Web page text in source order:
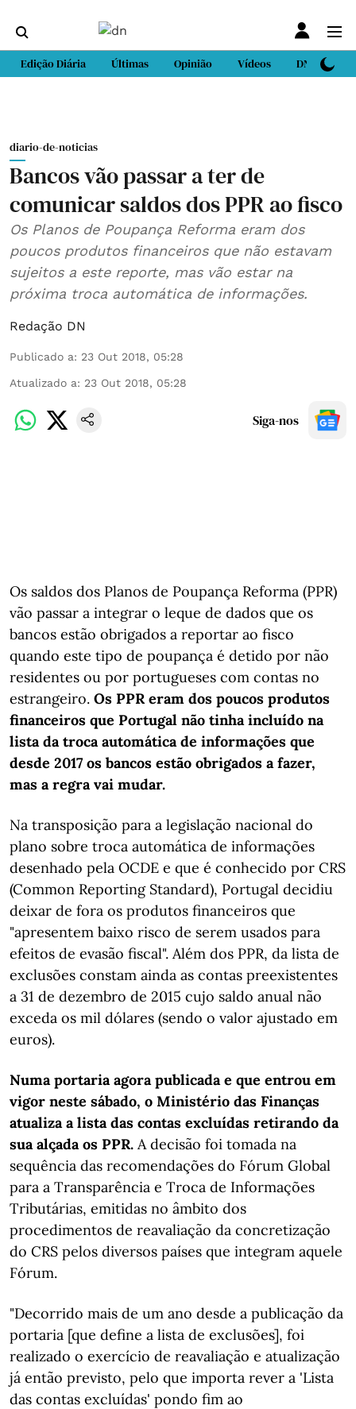
Edição Diária Últimas Opinião Vídeos DN Sport
diario-de-noticias
Bancos vão passar a ter de
comunicar saldos dos PPR ao fisco
Os Planos de Poupança Reforma eram dos
poucos produtos financeiros que não estavam
sujeitos a este reporte, mas vão estar na
próxima troca automática de informações.
Redação DN
Publicado a: 23 Out 2018, 05:28
Atualizado a: 23 Out 2018, 05:28
Siga-nos
Os saldos dos Planos de Poupança Reforma (PPR)
vão passar a integrar o leque de dados que os
bancos estão obrigados a reportar ao fisco
quando este tipo de poupança é detido por não
residentes ou por portugueses com contas no
estrangeiro. Os PPR eram dos poucos produtos
financeiros que Portugal não tinha incluído na
lista da troca automática de informações que
desde 2017 os bancos estão obrigados a fazer,
mas a regra vai mudar.
Na transposição para a legislação nacional do
plano sobre troca automática de informações
desenhado pela OCDE e que é conhecido por CRS
(Common Reporting Standard), Portugal decidiu
deixar de fora os produtos financeiros que
"apresentem baixo risco de serem usados para
efeitos de evasão fiscal". Além dos PPR, da lista de
exclusões constam ainda as contas preexistentes
a 31 de dezembro de 2015 cujo saldo anual não
exceda os mil dólares (sendo o valor ajustado em
euros).
Numa portaria agora publicada e que entrou em
vigor neste sábado, o Ministério das Finanças
atualiza a lista das contas excluídas retirando da
sua alçada os PPR. A decisão foi tomada na
sequência das recomendações do Fórum Global
para a Transparência e Troca de Informações
Tributárias, emitidas no âmbito dos
procedimentos de reavaliação da concretização
do CRS pelos diversos países que integram aquele
Fórum.
"Decorrido mais de um ano desde a publicação da
portaria [que define a lista de exclusões], foi
realizado o exercício de reavaliação e atualização
já então previsto, pelo que importa rever a 'Lista
das contas excluídas' pondo fim ao